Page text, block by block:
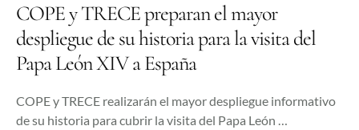
COPE y TRECE preparan el mayor
despliegue de su historia para la visita del
Papa León XIV a España
COPE y TRECE realizarán el mayor despliegue informativo
de su historia para cubrir la visita del Papa León …